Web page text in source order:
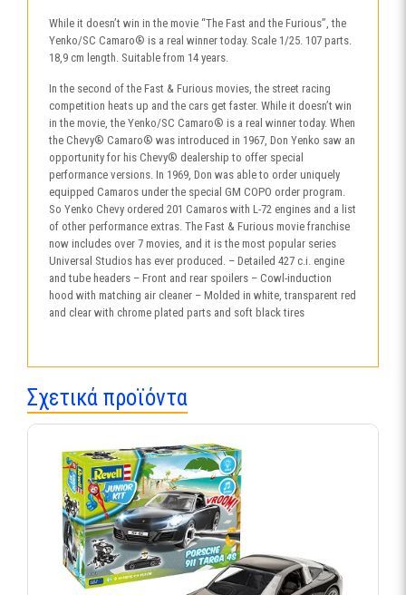
While it doesn’t win in the movie “The Fast and the Furious”, the
Yenko/SC Camaro® is a real winner today. Scale 1/25. 107 parts.
18,9 cm length. Suitable from 14 years.
In the second of the Fast & Furious movies, the street racing
competition heats up and the cars get faster. While it doesn’t win
in the movie, the Yenko/SC Camaro® is a real winner today. When
the Chevy® Camaro® was introduced in 1967, Don Yenko saw an
opportunity for his Chevy® dealership to offer special
performance versions. In 1969, Don was able to order uniquely
equipped Camaros under the special GM COPO order program.
So Yenko Chevy ordered 201 Camaros with L-72 engines and a list
of other performance extras. The Fast & Furious movie franchise
now includes over 7 movies, and it is the most popular series
Universal Studios has ever produced. – Detailed 427 c.i. engine
and tube headers – Front and rear spoilers – Cowl-induction
hood with matching air cleaner – Molded in white, transparent red
and clear with chrome plated parts and soft black tires
Σχετικά προϊόντα